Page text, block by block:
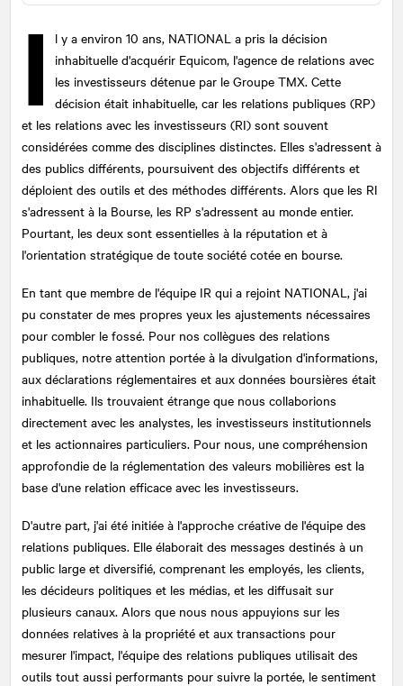
I l y a environ 10 ans, NATIONAL a pris la décision
inhabituelle d'acquérir Equicom, l'agence de relations avec
les investisseurs détenue par le Groupe TMX. Cette
décision était inhabituelle, car les relations publiques (RP)
et les relations avec les investisseurs (RI) sont souvent
considérées comme des disciplines distinctes. Elles s'adressent à
des publics différents, poursuivent des objectifs différents et
déploient des outils et des méthodes différents. Alors que les RI
s'adressent à la Bourse, les RP s'adressent au monde entier.
Pourtant, les deux sont essentielles à la réputation et à
l'orientation stratégique de toute société cotée en bourse.
En tant que membre de l'équipe IR qui a rejoint NATIONAL , j'ai
pu constater de mes propres yeux les ajustements nécessaires
pour combler le fossé. Pour nos collègues des relations
publiques, notre attention portée à la divulgation d'informations,
aux déclarations réglementaires et aux données boursières était
inhabituelle. Ils trouvaient étrange que nous collaborions
directement avec les analystes, les investisseurs institutionnels
et les actionnaires particuliers. Pour nous, une compréhension
approfondie de la réglementation des valeurs mobilières est la
base d'une relation efficace avec les investisseurs.
D'autre part, j'ai été initiée à l'approche créative de l'équipe des
relations publiques. Elle élaborait des messages destinés à un
public large et diversifié, comprenant les employés, les clients,
les décideurs politiques et les médias, et les diffusait sur
plusieurs canaux. Alors que nous nous appuyions sur les
données relatives à la propriété et aux transactions pour
mesurer l'impact, l'équipe des relations publiques utilisait des
outils tout aussi performants pour suivre la portée, le sentiment